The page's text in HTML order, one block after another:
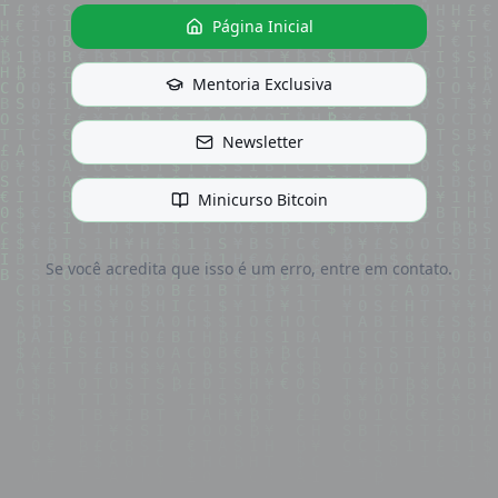
Página Inicial
Mentoria Exclusiva
Newsletter
Minicurso Bitcoin
Se você acredita que isso é um erro, entre em contato.